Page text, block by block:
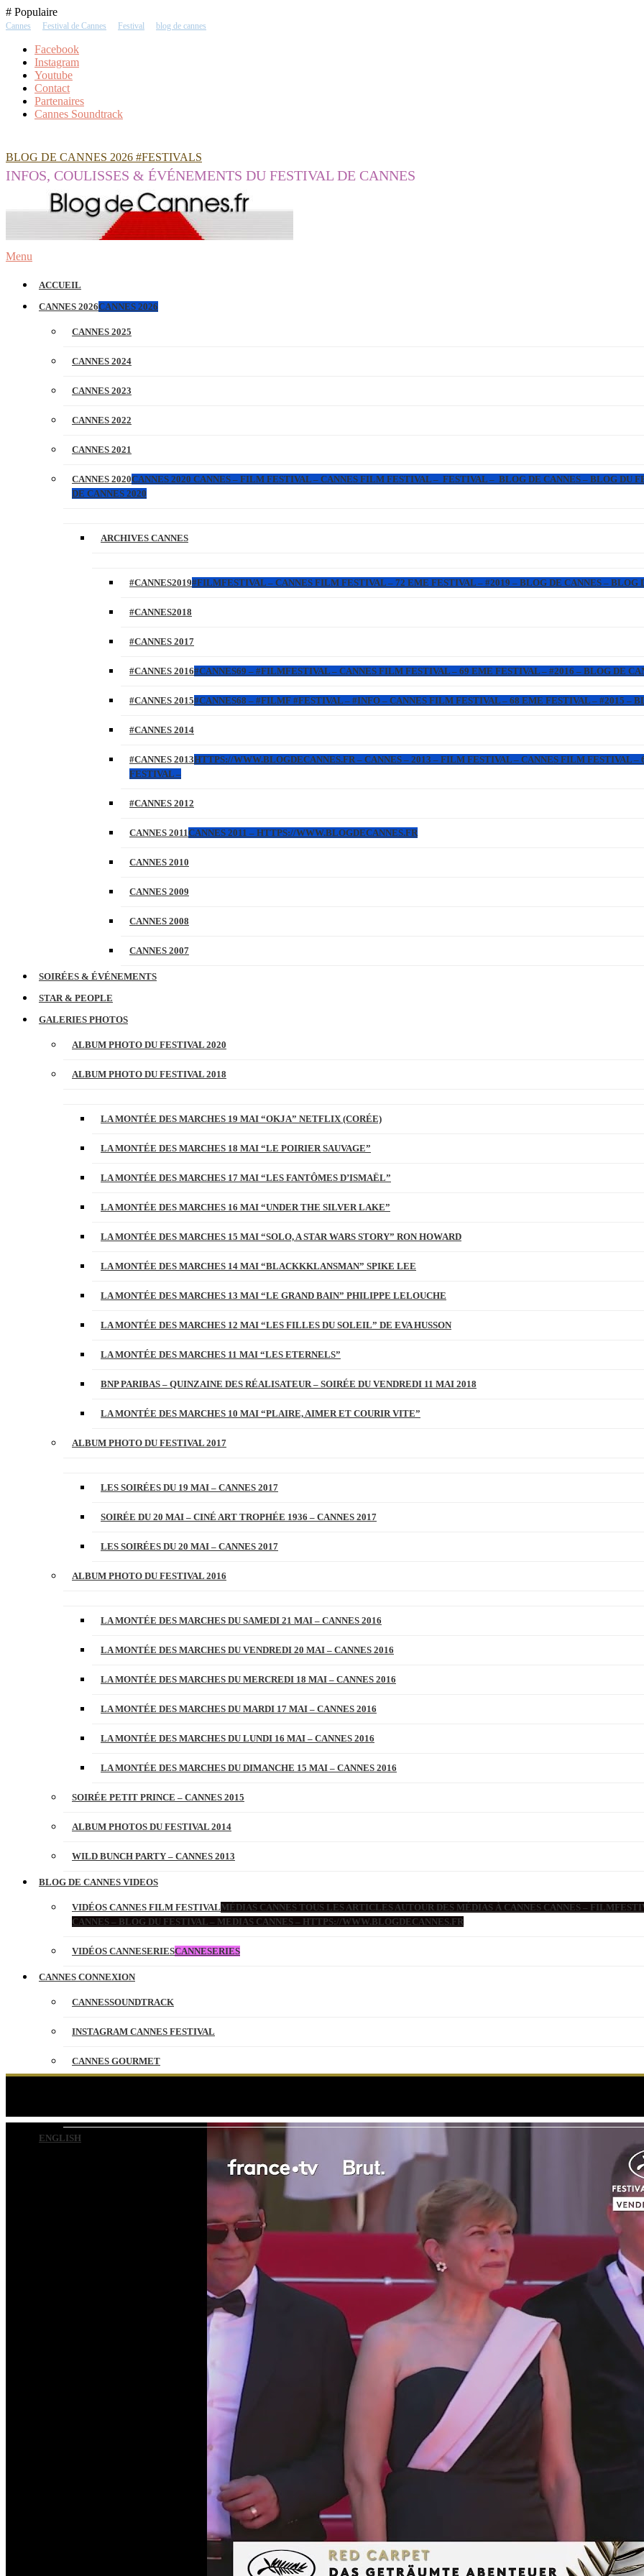
Skip
To
# Populaire
Cannes Festival de Cannes Festival blog de cannes
Facebook
Instagram
Youtube
Contact
Partenaires
Cannes Soundtrack
BLOG DE CANNES 2026 #FESTIVALS
INFOS, COULISSES & ÉVÉNEMENTS DU FESTIVAL DE CANNES
Menu
ACCUEIL
CANNES 2026CANNES 2026
CANNES 2025
CANNES 2024
CANNES 2023
CANNES 2022
CANNES 2021
CANNES 2020CANNES 2020 CANNES – FILM FESTIVAL – CANNES FILM FESTIVAL – FESTIVAL – BLOG DE CANNES – BLOG DU
DE CANNES 2020
ARCHIVES CANNES
#CANNES2019#FILMFESTIVAL – CANNES FILM FESTIVAL – 72 EME FESTIVAL – #2019 – BLOG DE CANNES – BLOG
#CANNES2018
#CANNES 2017
#CANNES 2016#CANNES69 – #FILMFESTIVAL – CANNES FILM FESTIVAL – 69 EME FESTIVAL – #2016 – BLOG DE
#CANNES 2015#CANNES68 – #FILMF #FESTIVAL – #INFO – CANNES FILM FESTIVAL – 68 EME FESTIVAL – #2015 –
#CANNES 2014
#CANNES 2013HTTPS://WWW.BLOGDECANNES.FR – CANNES – 2013 – FILM FESTIVAL – CANNES FILM FESTIVAL
FESTIVAL –
#CANNES 2012
CANNES 2011CANNES 2011 – HTTPS://WWW.BLOGDECANNES.FR
CANNES 2010
CANNES 2009
CANNES 2008
CANNES 2007
SOIRÉES & ÉVÉNEMENTS
STAR & PEOPLE
GALERIES PHOTOS
ALBUM PHOTO DU FESTIVAL 2020
ALBUM PHOTO DU FESTIVAL 2018
LA MONTÉE DES MARCHES 19 MAI “OKJA” NETFLIX (CORÉE)
LA MONTÉE DES MARCHES 18 MAI “LE POIRIER SAUVAGE”
LA MONTÉE DES MARCHES 17 MAI “LES FANTÔMES D’ISMAËL”
LA MONTÉE DES MARCHES 16 MAI “UNDER THE SILVER LAKE”
LA MONTÉE DES MARCHES 15 MAI “SOLO, A STAR WARS STORY” RON HOWARD
LA MONTÉE DES MARCHES 14 MAI “BLACKKKLANSMAN” SPIKE LEE
LA MONTÉE DES MARCHES 13 MAI “LE GRAND BAIN” PHILIPPE LELOUCHE
LA MONTÉE DES MARCHES 12 MAI “LES FILLES DU SOLEIL” DE EVA HUSSON
LA MONTÉE DES MARCHES 11 MAI “LES ETERNELS”
BNP PARIBAS – QUINZAINE DES RÉALISATEUR – SOIRÉE DU VENDREDI 11 MAI 2018
LA MONTÉE DES MARCHES 10 MAI “PLAIRE, AIMER ET COURIR VITE”
ALBUM PHOTO DU FESTIVAL 2017
LES SOIRÉES DU 19 MAI – CANNES 2017
SOIRÉE DU 20 MAI – CINÉ ART TROPHÉE 1936 – CANNES 2017
LES SOIRÉES DU 20 MAI – CANNES 2017
ALBUM PHOTO DU FESTIVAL 2016
LA MONTÉE DES MARCHES DU SAMEDI 21 MAI – CANNES 2016
LA MONTÉE DES MARCHES DU VENDREDI 20 MAI – CANNES 2016
LA MONTÉE DES MARCHES DU MERCREDI 18 MAI – CANNES 2016
LA MONTÉE DES MARCHES DU MARDI 17 MAI – CANNES 2016
LA MONTÉE DES MARCHES DU LUNDI 16 MAI – CANNES 2016
LA MONTÉE DES MARCHES DU DIMANCHE 15 MAI – CANNES 2016
SOIRÉE PETIT PRINCE – CANNES 2015
ALBUM PHOTOS DU FESTIVAL 2014
WILD BUNCH PARTY – CANNES 2013
BLOG DE CANNES VIDEOS
VIDÉOS CANNES FILM FESTIVALMÉDIAS CANNES TOUS LES ARTICLES AUTOUR DES MÉDIAS À CANNES CANNES –
CANNES – BLOG DU FESTIVAL – MEDIAS CANNES – HTTPS://WWW.BLOGDECANNES.FR
VIDÉOS CANNESERIESCANNESERIES
CANNES CONNEXION
CANNESSOUNDTRACK
INSTAGRAM CANNES FESTIVAL
CANNES GOURMET
ENGLISH